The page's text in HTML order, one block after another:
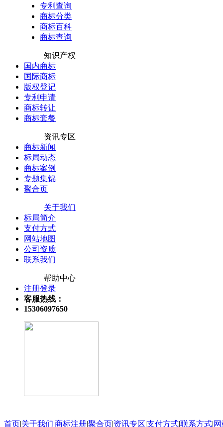
专利查询
商标分类
商标百科
商标查询
知识产权
国内商标
国际商标
版权登记
专利申请
商标转让
商标套餐
资讯专区
商标新闻
标局动态
商标案例
专题集锦
聚合页
关于我们
标局简介
支付方式
网站地图
公司资质
联系我们
帮助中心
注册登录
客服热线：
15306097650
首页|关于我们|商标注册|聚合页|资讯专区|支付方式|联系方式|